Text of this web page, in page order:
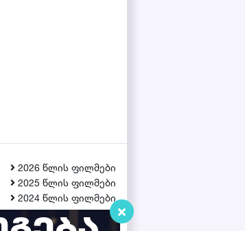
2026 წლის ფილმები
2025 წლის ფილმები
2024 წლის ფილმები